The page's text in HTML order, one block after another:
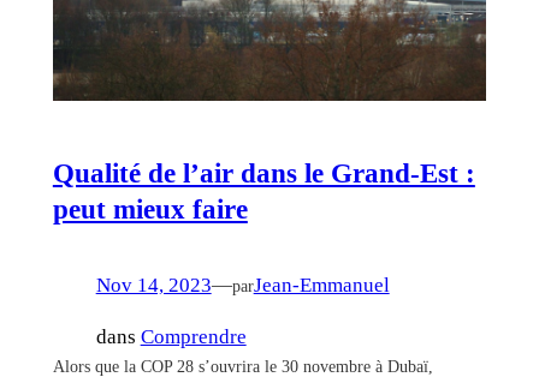
Qualité de l’air dans le Grand-Est :
peut mieux faire
Nov 14, 2023—parJean-Emmanuel
dans Comprendre
Alors que la COP 28 s’ouvrira le 30 novembre à Dubaï,